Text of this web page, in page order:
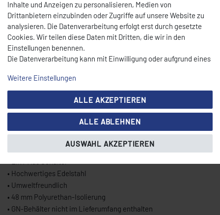
• Digitales Display
• Digitales Bedienfeld für Temperatur und Abtaufunktion
• Digitale Temperaturanzeige
• Kühlung mit Lüfter
• Automatische Wasserverdunstung bei Abtauung
• Temperatur: von +5 °C bis +8 °C
• Beleuchtung
• Glasaufsatz mit 2 Ablagen
• Selbstschließende Türen
• Convex Glasscheibe
• Hochwertiges Edelstahl
• Umweltfreundlich
• 48 mm Polyurethan-Isolierung
• GN-Behälter nicht im Lieferumfang enthalten
Inhalte und Anzeigen zu personalisieren, Medien von
Drittanbietern einzubinden oder Zugriffe auf unsere Website zu
analysieren. Die Datenverarbeitung erfolgt erst durch gesetzte
Cookies. Wir teilen diese Daten mit Dritten, die wir in den
Einstellungen benennen.
Die Datenverarbeitung kann mit Einwilligung oder aufgrund eines
oder abgelehnt werden. Es besteht das Recht, nicht einzuwilligen
und die Einwilligung zu einem späteren Zeitpunkt zu ändern oder
zu widerrufen. Beachten Sie unserImpressum
Hinweise zur Verwendung personenbezogener Daten in unserer
Weitere Einstellungen
ALLE AKZEPTIEREN
ALLE ABLEHNEN
AUSWAHL AKZEPTIEREN